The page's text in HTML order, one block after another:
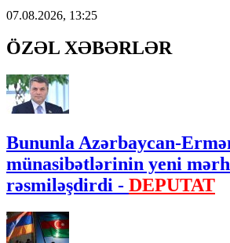
07.08.2026, 13:25
ÖZƏL XƏBƏRLƏR
Bununla Azərbaycan-
münasibətlərinin yeni
rəsmiləşdirdi - DEPUTAT